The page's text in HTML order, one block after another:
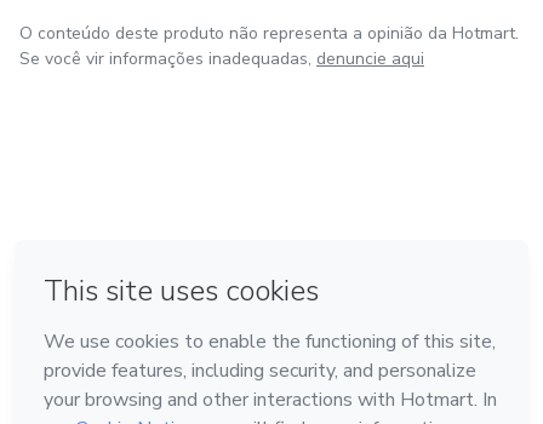
O conteúdo deste produto não representa a opinião da Hotmart.
Se você vir informações inadequadas, denuncie aqui
Feito com ❤ em Bogotá